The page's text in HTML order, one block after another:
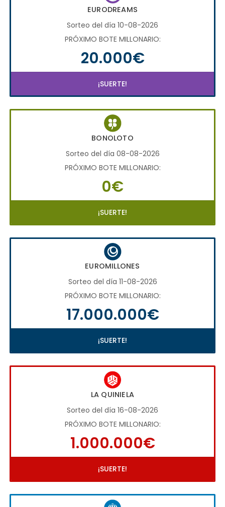
EURODREAMS
Sorteo del día 10-08-2026
PRÓXIMO BOTE MILLONARIO:
20.000€
¡SUERTE!
BONOLOTO
Sorteo del día 08-08-2026
PRÓXIMO BOTE MILLONARIO:
0€
¡SUERTE!
EUROMILLONES
Sorteo del día 11-08-2026
PRÓXIMO BOTE MILLONARIO:
17.000.000€
¡SUERTE!
LA QUINIELA
Sorteo del día 16-08-2026
PRÓXIMO BOTE MILLONARIO:
1.000.000€
¡SUERTE!